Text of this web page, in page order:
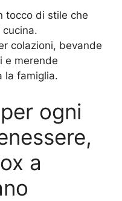
tocco di stile che
colazioni, bevande
e merende
la famiglia.
ogni
a